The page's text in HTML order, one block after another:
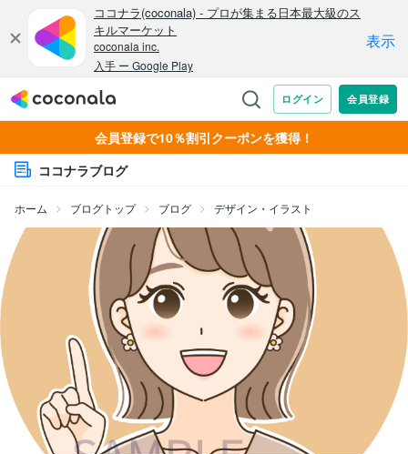
会員登録で10％割引クーポンを獲得！
ココナラブログ
ホーム ブログトップ ブログ デザイン・イラスト